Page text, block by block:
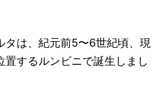
タは、紀元前5〜6世紀頃、現
置するルンビニで誕生しまし